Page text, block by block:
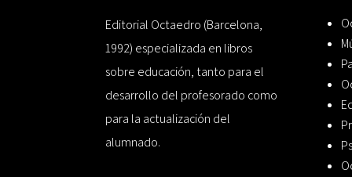
Editorial Octaedro (Barcelona,
1992) especializada en libros
sobre educación, tanto para el
desarrollo del profesorado como
para la actualización del
alumnado.